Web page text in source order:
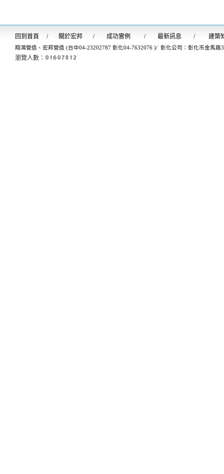
回到首頁 / 關於宏邦 / 成功實例 / 最新訊息 / 建築
翔鴻營造、宏邦營造 (台中04-23202787 彰化04-7632076 )/ 彰化公司：彰化市金馬路
瀏覽人數：